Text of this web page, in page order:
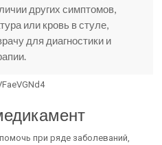
других симптомов,
или кровь в стуле,
для диагностики и
при ряде заболеваний,